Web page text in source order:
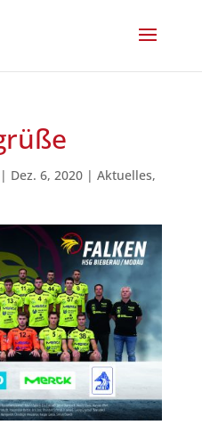
Dez. 6, 2020| Aktuelles,